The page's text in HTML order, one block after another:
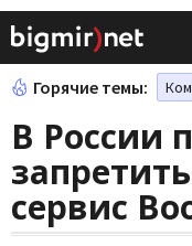
Горячие темы:
В России
сервис